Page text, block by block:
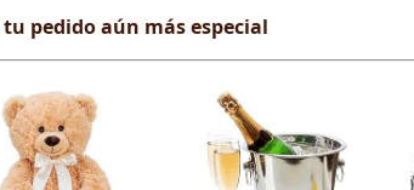
tu pedido aún más especial